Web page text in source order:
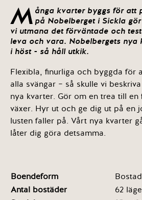
M ånga kvarter byggs för att
på Nobelberget i Sickla
vi utmana det förväntade och
leva och vara. Nobelbergets
i höst - så håll utkik.
Flexibla, finurliga och byggda för
alla svängar – så skulle vi
nya kvarter. Gör om en trea till
växer. Hyr ut och ge dig ut på en
lusten faller på. Vårt nya kvarter
låter dig göra detsamma.
Boendeform
Antal bostäder
62